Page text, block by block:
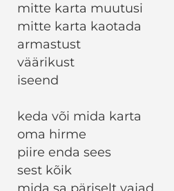
mitte karta muutusi
mitte karta kaotada
armastust
väärikust
iseend
keda või mida karta
oma hirme
piire enda sees
sest kõik